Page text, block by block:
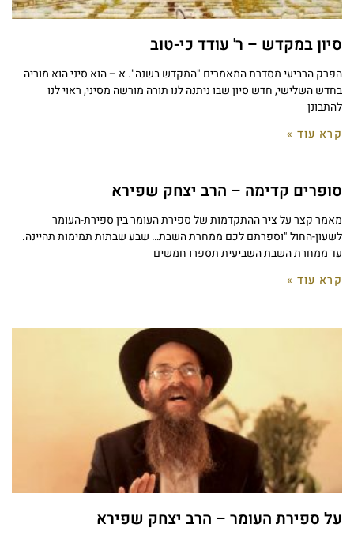
סיון במקדש – ר' עודד כי-טוב
הפרק הרביעי מסדרת המאמרים "המקדש בשנה". א – הוא סיני הוא מוריה
בחדש השלישי, חדש סיון שבו ניתנה לנו תורה מורשה מסיני, ראוי לנו
להתבונן
קרא עוד »
סופרים קדימה – הרב יצחק שפירא
מאמר קצר על ציר ההתקדמות של ספירת העומר בין ספירת-העומר
לשעון-החול "וספרתם לכם ממחרת השבת… שבע שבתות תמימות תהיינה.
עד ממחרת השבת השביעית תספרו חמשים
קרא עוד »
על ספירת העומר – הרב יצחק שפירא